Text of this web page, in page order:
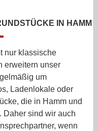
IN HAMM
nur klassische
erweitern unser
um
Ladenlokale oder
die in Hamm und
Daher sind wir auch
wenn